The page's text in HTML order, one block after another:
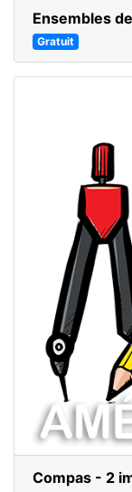
Ensembles
Gratuit
Compas - 2